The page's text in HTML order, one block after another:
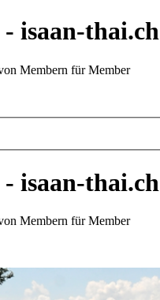
isaan-thai.ch
Membern für Member
isaan-thai.ch
Membern für Member